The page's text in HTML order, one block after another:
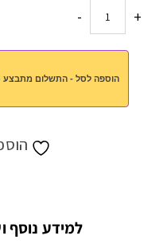
+כמות
תכנון
שבועי
-
הוספה לסל - התשלום מתבצע טלפונית
למידע נוסף